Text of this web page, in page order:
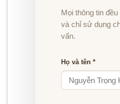
Mọi thông tin
và chỉ sử dụng
vấn.
Họ và tên *